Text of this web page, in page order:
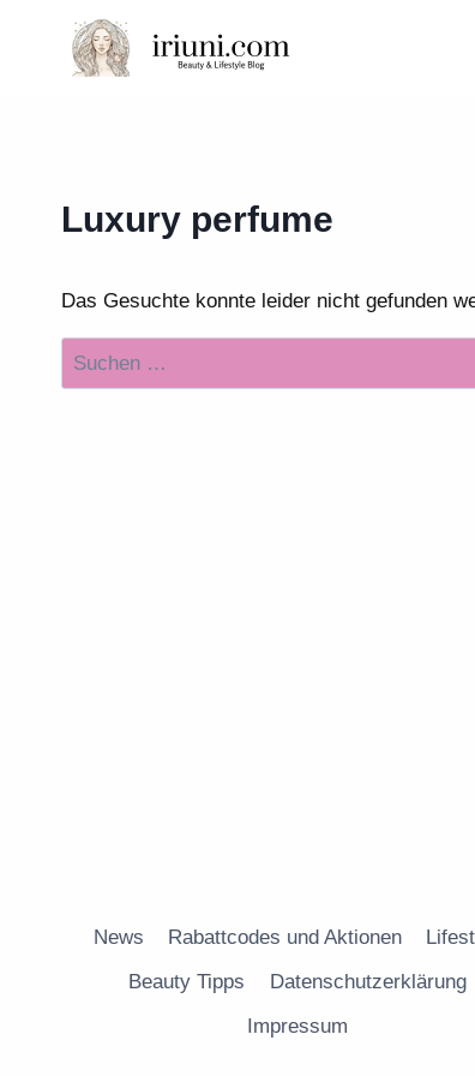
springen
Luxury perfume
Das Gesuchte konnte leider nicht gefunden
Suchen
nach:
News Rabattcodes und Aktionen
Beauty Tipps
Datenschutzerklärung
Impressum